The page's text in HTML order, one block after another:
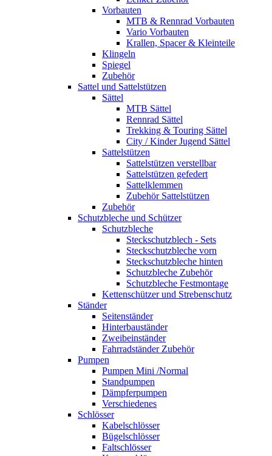
Vorbauten
MTB & Rennrad Vorbauten
Vario Vorbauten
Krallen, Spacer & Kleinteile
Klingeln
Spiegel
Zubehör
Sattel und Sattelstützen
Sättel
MTB Sättel
Rennrad Sättel
Trekking & Touring Sättel
City / Kinder Jugend Sättel
Sattelstützen
Sattelstützen verstellbar
Sattelstützen gefedert
Sattelklemmen
Zubehör Sattelstützen
Zubehör
Schutzbleche und Schützer
Schutzbleche
Steckschutzblech - Sets
Steckschutzbleche vorn
Steckschutzbleche hinten
Schutzbleche Zubehör
Schutzbleche Festmontage
Kettenschützer und Strebenschutz
Ständer
Seitenständer
Hinterbauständer
Zweibeinständer
Fahrradständer Zubehör
Pumpen
Pumpen Mini /Normal
Standpumpen
Dämpferpumpen
Verschiedenes
Schlösser
Kabelschlösser
Bügelschlösser
Faltschlösser